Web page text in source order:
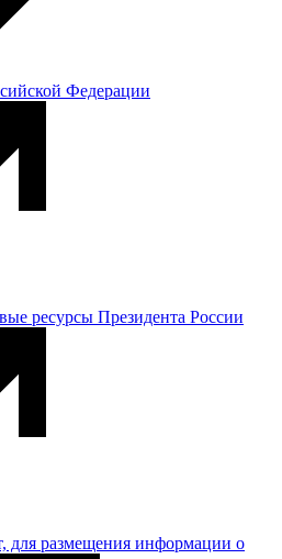
Федерации
ресурсы Президента России
для размещения информации о